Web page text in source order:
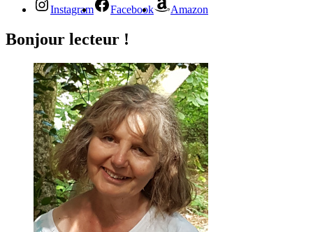
Instagram Facebook Amazon
Bonjour lecteur !